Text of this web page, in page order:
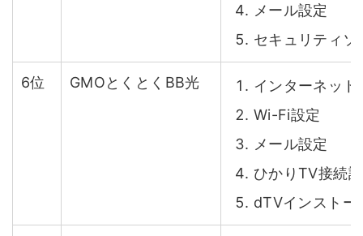
メール設定
セキュリティ
6位 GMOとくとくBB光
インターネット
Wi-Fi設定
メール設定
ひかりTV接続
dTVインストー